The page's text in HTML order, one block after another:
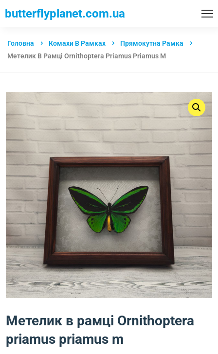
butterflyplanet.com.ua
Головна Комахи В Рамках
Прямокутна Рамка
Метелик В Рамці Ornithoptera Priamus Priamus M
Метелик в рамці Ornithoptera
priamus priamus m